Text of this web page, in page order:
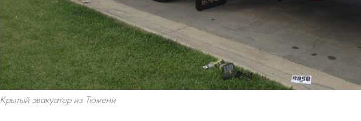
Крытый эвакуатор из Тюмени